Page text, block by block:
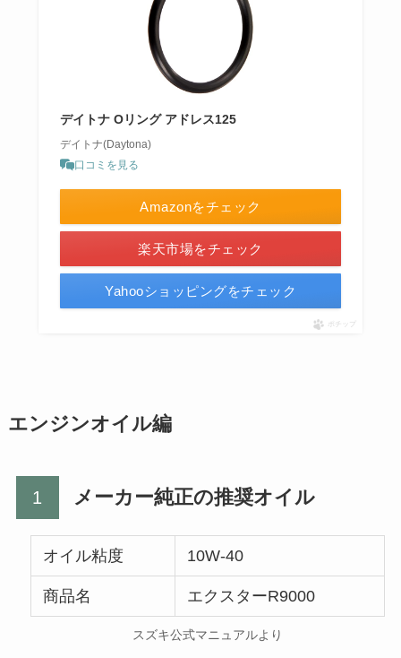
デイトナ Oリング アドレス125
デイトナ(Daytona)
口コミを見る
Amazonをチェック
楽天市場をチェック
Yahooショッピングをチェック
ポチップ
エンジンオイル編
メーカー純正の推奨オイル
オイル粘度 10W-40
商品名 エクスターR9000
スズキ公式マニュアルより